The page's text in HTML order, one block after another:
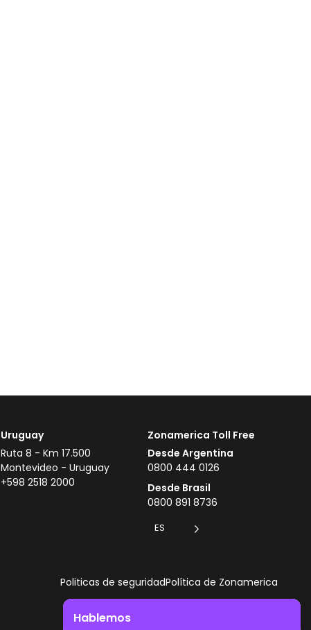
Uruguay
Ruta 8 - Km 17.500
Montevideo - Uruguay
+598 2518 2000
Zonamerica Toll Free
Desde Argentina
0800 444 0126
Desde Brasil
0800 891 8736
ES
Politicas de seguridadPolítica de Zonamerica
Hablemos